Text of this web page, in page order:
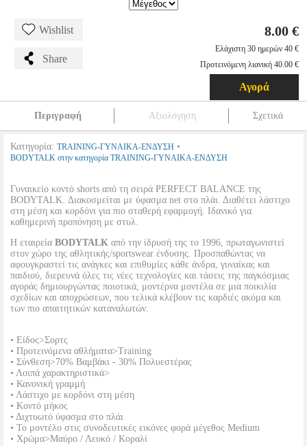
Wishlist
Share
8.00 €
Ελάχιστη 30 ημερών 40 €
Προτεινόμενη λιανική 40.00 €
Αγορά
Περιγραφή Αξιολόγηση Σχετικά
Κατηγορία: TRAINING-ΓΥΝΑΙΚΑ-ΕΝΔΥΣΗ •
BODYTALK στην κατηγορία TRAINING-ΓΥΝΑΙΚΑ-ΕΝΔΥΣΗ
Γυναικείο κοντό shorts από τη σειρά PERFECT BALANCE της
BODYTALK. Διακοσμείται με ύφασμα net στο πλάι. Διαθέτει λάστιχο
στη μέση και κορδόνι για πιο σταθερή εφαρμογή. Ιδανικό για
καθημερινή προπόνηση με στυλ.
Η εταιρεία BODYTALK από την ίδρυσή της το 1996, πρωταγωνιστεί
στον χώρο της αθλητικής/sportswear ένδυσης. Προσπαθώντας να
αφουγκραστεί τις ανάγκες και επιθυμίες κάθε άνδρα, γυναίκας και
παιδιού, διερευνά όλες τις νέες τεχνολογίες και τάσεις της παγκόσμιας
αγοράς δημιουργώντας ποιοτικά, μοντέρνα μοντέλα σε μια ποικιλία
σχεδίων και αποχρώσεων, που τελικά κλέβουν τις καρδιές ακόμα και
των πιο απαιτητικών καταναλωτών.
• Είδος>Σορτς
• Προτεινόμενα αθλήματα>Training
• Σύνθεση>70% Βαμβάκι - 30% Πολυεστέρας
• Λοιπά χαρακτηριστικά>
• Κανονική γραμμή
• Λάστιχο με κορδόνι στη μέση
• Κοντό μήκος
• Διχτυωτό ύφασμα στο πλάι
• Το μοντέλο στις συνοδευτικές εικόνες φορά μέγεθος Medium
• Χρώμα>Μαύρο / Λευκό / Κοραλί